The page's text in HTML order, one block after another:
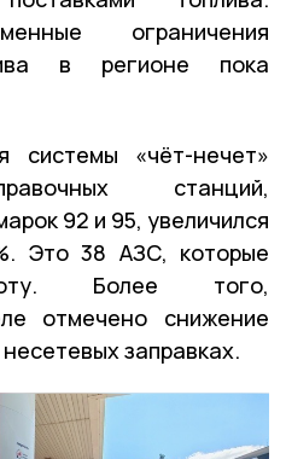
ограничения
в регионе пока
системы «чёт-нечет»
станций,
92 и 95, увеличился
Это 38 АЗС, которые
Более того,
отмечено снижение
заправках.